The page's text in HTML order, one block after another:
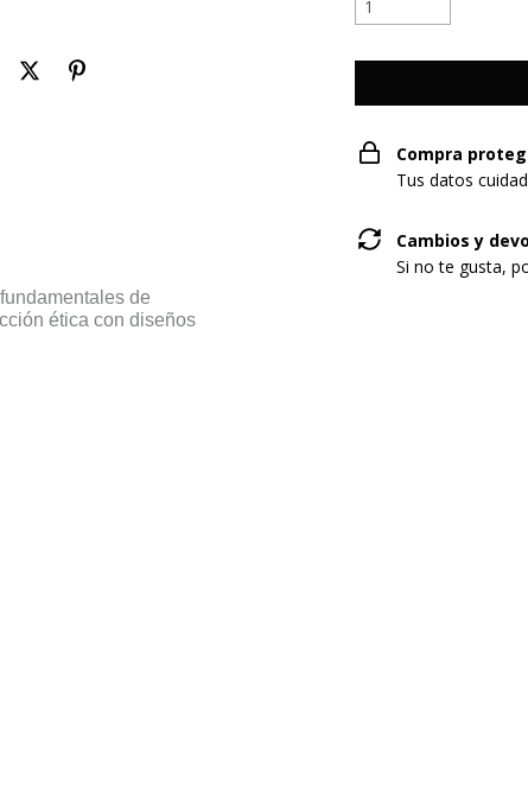
de
ética con diseños
Compra
Tus datos
Cambios y
Si no te gusta,